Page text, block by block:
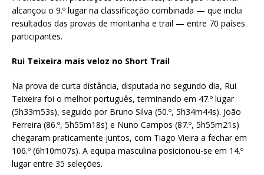
alcançou o 9.º lugar na classificação combinada — que inclui
resultados das provas de montanha e trail — entre 70 países
participantes.
Rui Teixeira mais veloz no Short Trail
Na prova de curta distância, disputada no segundo dia, Rui
Teixeira foi o melhor português, terminando em 47.º lugar
(5h33m53s), seguido por Bruno Silva (50.º, 5h34m44s). João
Ferreira (86.º, 5h55m18s) e Nuno Campos (87.º, 5h55m21s)
chegaram praticamente juntos, com Tiago Vieira a fechar em
106.º (6h10m07s). A equipa masculina posicionou-se em 14.º
lugar entre 35 seleções.